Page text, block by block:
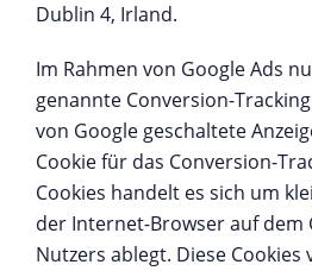
Dublin 4, Irland.
Im Rahmen von Google Ads
genannte Conversion-
von Google geschaltete
Cookie für das Conversion-
Cookies handelt es sich um
der Internet-Browser auf dem
Nutzers ablegt. Diese Cookies